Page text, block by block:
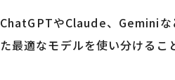
ChatGPTやClaude、Geminiな
た最適なモデルを使い分けるこ